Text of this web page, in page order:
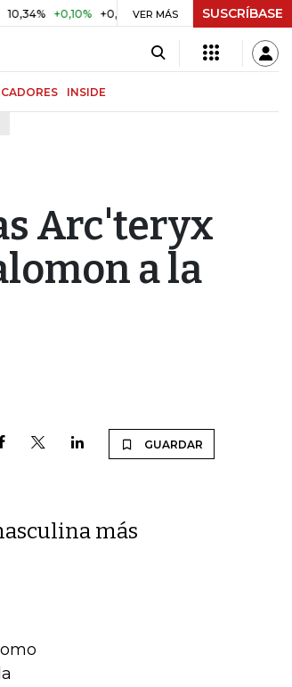
+0,98% UVR $ 416,81 +$ 0,05 +0,01%
VER MÁS SUSCRÍBASE
INSIDE
Arc'teryx
a la
GUARDAR
más